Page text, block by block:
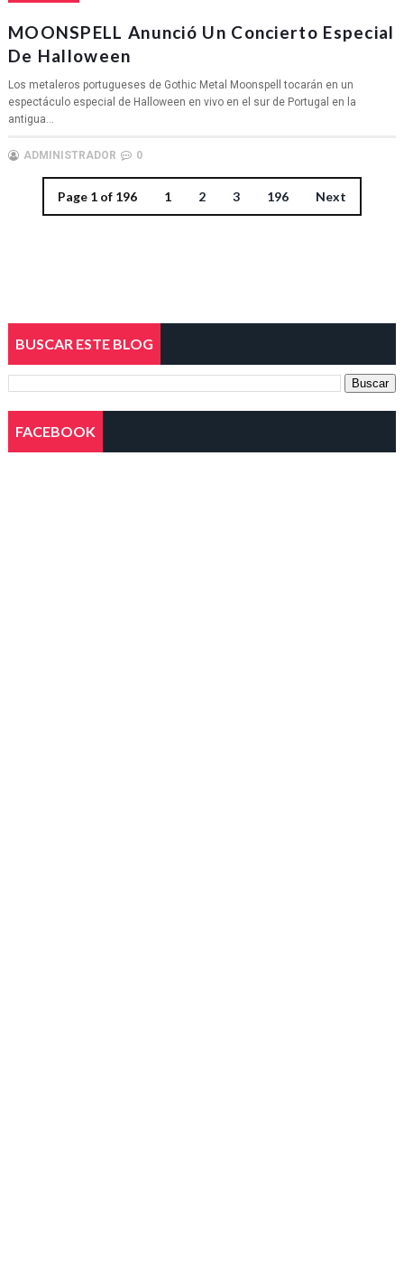
MOONSPELL Anunció Un Concierto Especial
De Halloween
Los metaleros portugueses de Gothic Metal Moonspell tocarán en un
espectáculo especial de Halloween en vivo en el sur de Portugal en la
antigua...
ADMINISTRADOR 0
Page 1 of 196 1 2 3 196 Next
BUSCAR ESTE BLOG
FACEBOOK